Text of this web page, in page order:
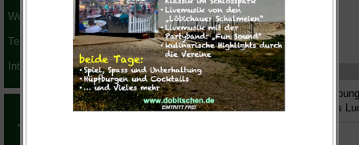
Weblinks
Termine
Interaktiv
Facebook
Downloads
Name
Beschreibung
R2
Crimmitschau bis